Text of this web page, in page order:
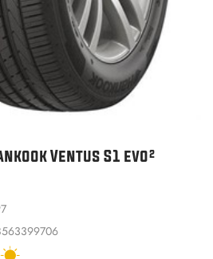
Ventus S1 evo²